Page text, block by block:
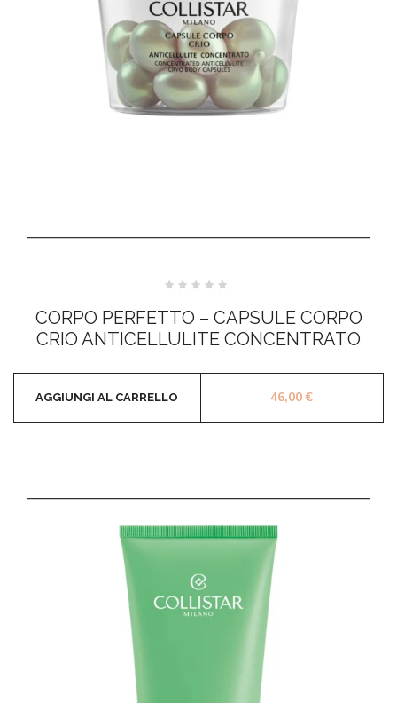
su
5
CORPO PERFETTO – CAPSULE CORPO
CRIO ANTICELLULITE CONCENTRATO
46,00€
AGGIUNGI AL CARRELLO